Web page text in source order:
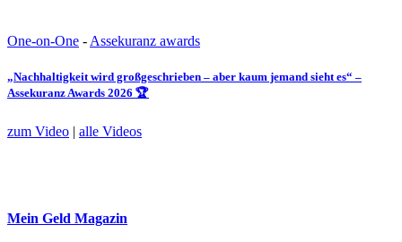
One-on-One - Assekuranz awards
„Nachhaltigkeit wird großgeschrieben – aber kaum jemand sieht es“ –
Assekuranz Awards 2026 🏆
zum Video | alle Videos
Mein Geld Magazin